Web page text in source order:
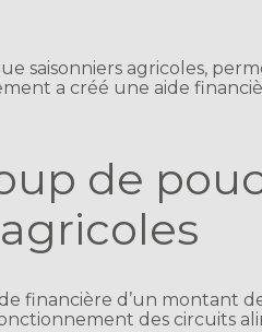
saisonniers agricoles,
a créé une aide
de
financière d’un montant
des circuits